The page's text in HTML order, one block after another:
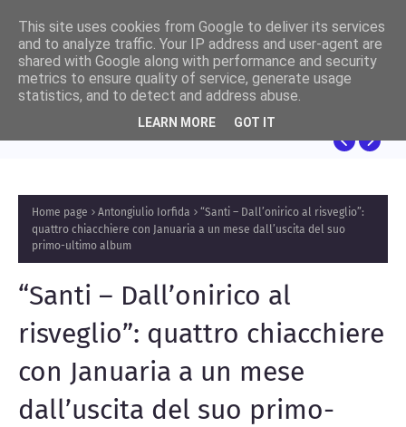
NICCOLÒ RUSCELLI
Sulla Dematerializzazione della Memoria:
Riflessioni Auliche sul Progetto Panama e
Home page Antongiulio Iorfida
“Santi – Dall’onirico al risveglio”:
quattro chiacchiere con Januaria a un mese dall’uscita del suo
primo-ultimo album
“Santi – Dall’onirico al
risveglio”: quattro chiacchiere
con Januaria a un mese
dall’uscita del suo primo-
This site uses cookies from Google to deliver its services
and to analyze traffic. Your IP address and user-agent are
shared with Google along with performance and security
metrics to ensure quality of service, generate usage
statistics, and to detect and address abuse.
LEARN MORE GOT IT